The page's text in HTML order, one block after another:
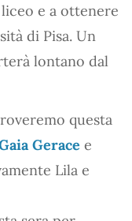
e a ottenere
di Pisa. Un
lontano dal
questa
Gerace e
Lila e